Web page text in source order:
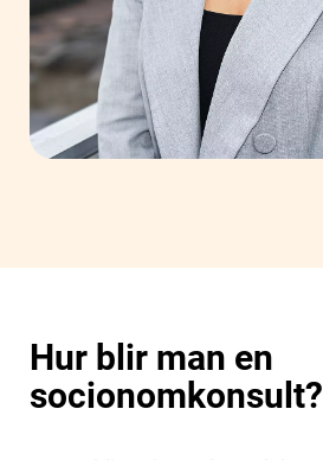
Hur blir man en
socionomkonsult?